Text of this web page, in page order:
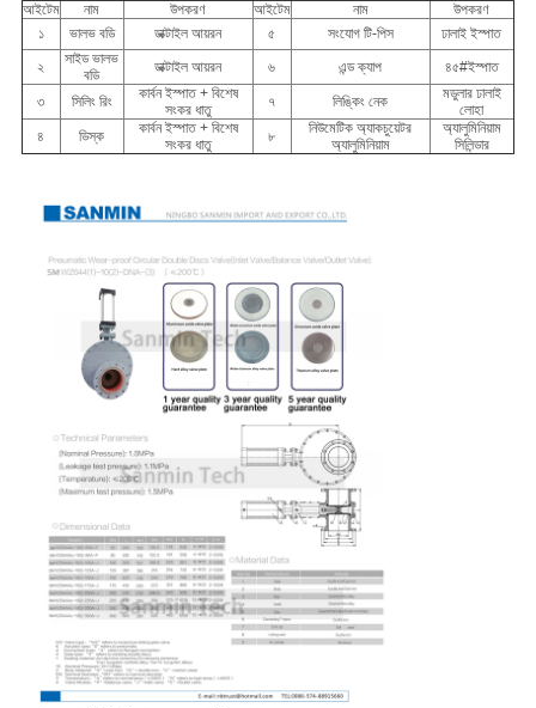
আইটেম নাম উপকরণ আইটেম নাম
উপকরণ
১
ভালভ বডি ডাক্টাইল আয়রন ৫ সংযোগ টি-পিস
ঢালাই ইস্পাত
২
সাইড ভালভ
বডি
ডাক্টাইল আয়রন ৬ এন্ড ক্যাপ ৪৫#ইস্পাত
৩ সিলিং রিং
কার্বন ইস্পাত + বিশেষ
সংকর ধাতু
৭ লিঙ্কিং নেক
মডুলার ঢালাই
লোহা
৪
ডিস্ক
কার্বন ইস্পাত + বিশেষ
সংকর ধাতু
৮
নিউমেটিক অ্যাকচুয়েটর
অ্যালুমিনিয়াম
অ্যালুমিনিয়াম
সিলিন্ডার